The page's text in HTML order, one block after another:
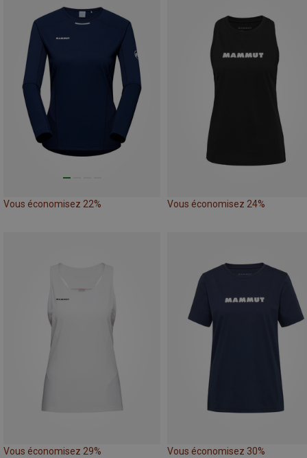
Vous économisez 22% Vous économisez 24%
Vous économisez 29% Vous économisez 30%